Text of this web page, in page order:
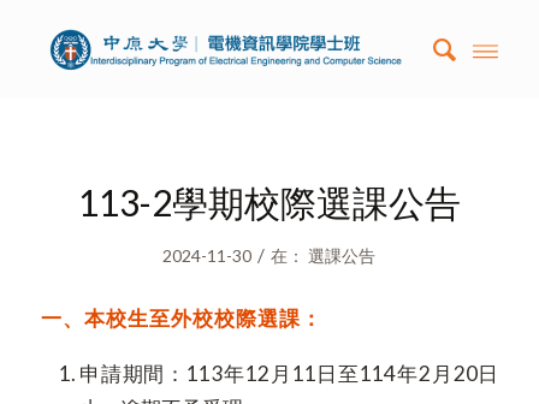
113-2學期校際選課公告
2024-11-30 / 在：選課公告
一、本校生至外校校際選課：
申請期間：113年12月11日至114年2月20日